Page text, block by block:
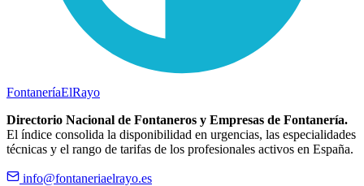
FontaneríaElRayo
Directorio Nacional de Fontaneros y Empresas de Fontanería.
El índice consolida la disponibilidad en urgencias, las especialidades
técnicas y el rango de tarifas de los profesionales activos en España.
info@fontaneriaelrayo.es